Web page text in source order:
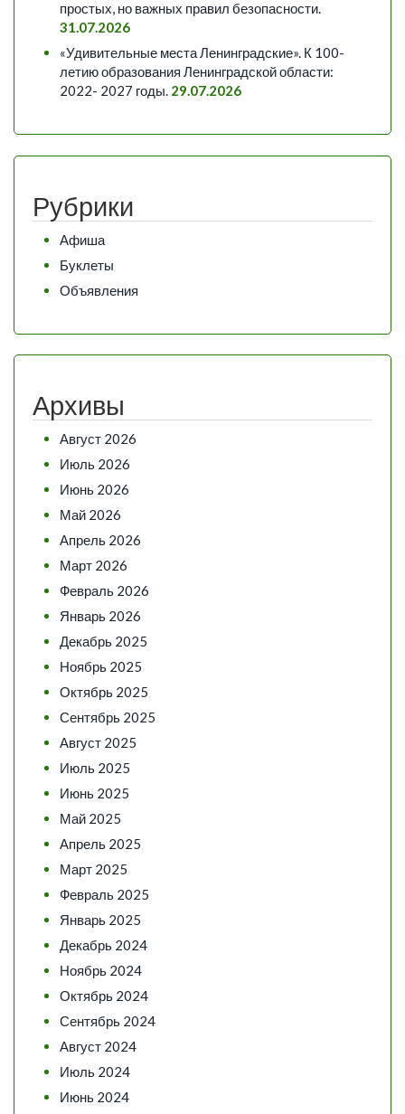
простых, но важных правил безопасности.
31.07.2026
«Удивительные места Ленинградские». К 100-
летию образования Ленинградской области:
2022- 2027 годы. 29.07.2026
Рубрики
Афиша
Буклеты
Объявления
Архивы
Август 2026
Июль 2026
Июнь 2026
Май 2026
Апрель 2026
Март 2026
Февраль 2026
Январь 2026
Декабрь 2025
Ноябрь 2025
Октябрь 2025
Сентябрь 2025
Август 2025
Июль 2025
Июнь 2025
Май 2025
Апрель 2025
Март 2025
Февраль 2025
Январь 2025
Декабрь 2024
Ноябрь 2024
Октябрь 2024
Сентябрь 2024
Август 2024
Июль 2024
Июнь 2024